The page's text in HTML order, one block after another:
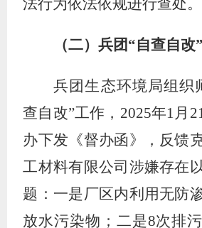
法行为依法依规进行查处。
（二）兵团“自查自改
兵团生态环境局组织
查自改”工作， 2025年1月
办下发《督办函》，反馈
工材料有限公司涉嫌存在
题：一是厂区内利用无防
放水污染物；二是8次排